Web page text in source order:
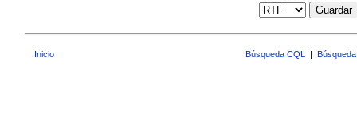
Guardar
Inicio Búsqueda CQL